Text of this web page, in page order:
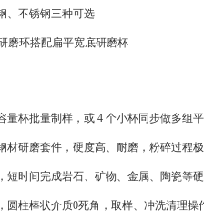
、不锈钢三种可选
磨环搭配扁平宽底研磨杯
杯批量制样，或 4 个小杯同步做多组
研磨套件，硬度高、耐磨，粉碎过程
时间完成岩石、矿物、金属、陶瓷等硬
柱棒状介质0死角，取样、冲洗清理操